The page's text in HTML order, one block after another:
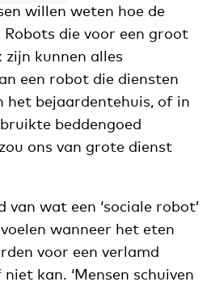
willen weten hoe de
die voor een groot
kunnen alles
een robot die diensten
het bejaardentehuis, of in
beddengoed
ons van grote dienst
van wat een ‘sociale robot’
wanneer het eten
voor een verlamd
kan. ‘Mensen schuiven